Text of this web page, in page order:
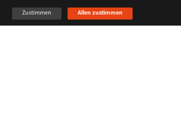
Zustimmen Allen zustimmen